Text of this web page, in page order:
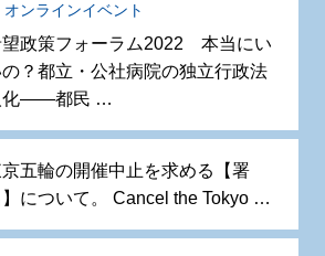
オンラインイベント
政策フォーラム2022 本当にい
の？都立・公社病院の独立行政法
化——都民 …
五輪の開催中止を求める【署
について。 Cancel the Tokyo …